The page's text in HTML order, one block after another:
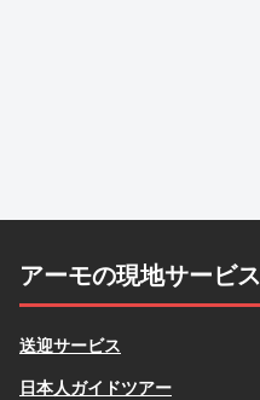
アーモの現地サービス
送迎サービス
日本人ガイドツアー